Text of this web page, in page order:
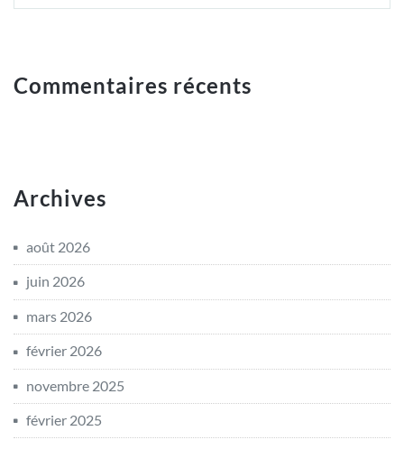
Commentaires récents
Archives
août 2026
juin 2026
mars 2026
février 2026
novembre 2025
février 2025